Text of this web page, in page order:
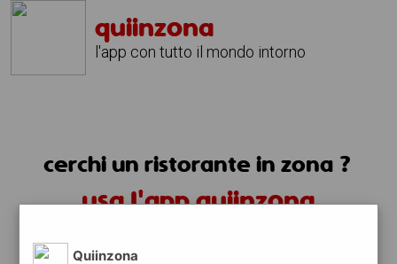
quiinzona
l'app con tutto il mondo intorno
cerchi un ristorante in zona ?
usa l'app quiinzona
Quiinzona